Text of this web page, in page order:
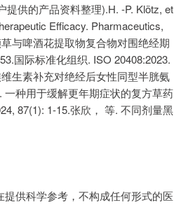
供的产品资料整理).H. -P. Klötz, et
Efficacy. Pharmaceutics,
与啤酒花提取物复合物对围绝经期
国际标准化组织. ISO 20408:2023.
生素补充对绝经后女性同型半胱氨
种用于缓解更年期症状的复方草药
87(1): 1-15.张欣， 等. 不同剂量黑
供科学参考，不构成任何形式的医